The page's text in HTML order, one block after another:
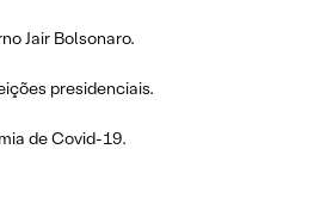
Jair Bolsonaro.
presidenciais.
de Covid-19.